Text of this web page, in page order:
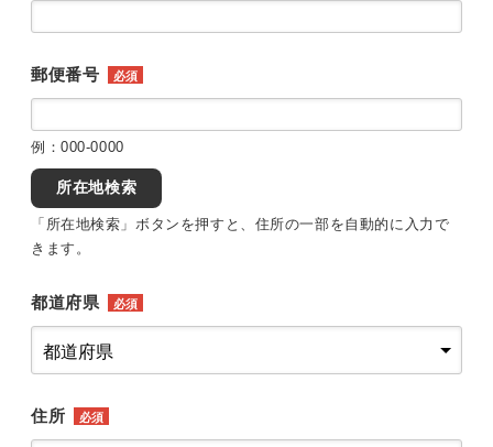
郵便番号 必須
例：000-0000
所在地検索
「所在地検索」ボタンを押すと、住所の一部を自動的に入力で
きます。
都道府県 必須
住所 必須